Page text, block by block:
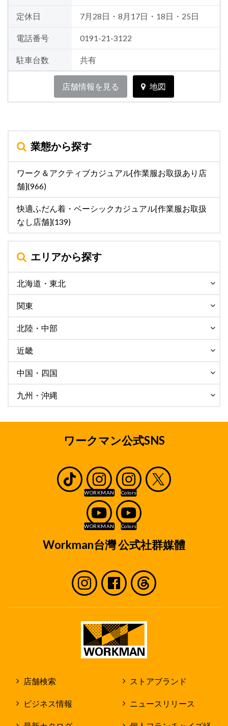
定休日 7月28日・8月17日・18日・25日
電話番号 0191-21-3122
駐車台数 共有
店舗情報を見る 地図
業態から探す
ワーク＆アクティブカジュアル[作業服お取扱あり店
舗](966)
快適ふだん着・ベーシックカジュアル[作業服お取扱
なし店舗](139)
エリアから探す
北海道・東北
関東
北陸・中部
近畿
中国・四国
九州・沖縄
ワークマン公式SNS
Workman台灣 公式社群媒體
店舗検索 ストアブランド
ビジネス情報 ニュースリリース